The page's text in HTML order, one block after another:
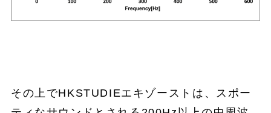
その上でHKSTUDIEエキゾーストは、スポー